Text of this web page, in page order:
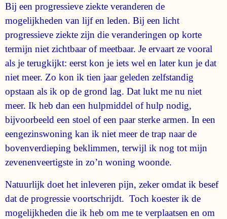
Bij een progressieve ziekte veranderen de
mogelijkheden van lijf en leden. Bij een licht
progressieve ziekte zijn die veranderingen op korte
termijn niet zichtbaar of meetbaar. Je ervaart ze vooral
als je terugkijkt: eerst kon je iets wel en later kun je dat
niet meer. Zo kon ik tien jaar geleden zelfstandig
opstaan als ik op de grond lag. Dat lukt me nu niet
meer. Ik heb dan een hulpmiddel of hulp nodig,
bijvoorbeeld een stoel of een paar sterke armen. In een
eengezinswoning kan ik niet meer de trap naar de
bovenverdieping beklimmen, terwijl ik nog tot mijn
zevenenveertigste in zo’n woning woonde.
Natuurlijk doet het inleveren pijn, zeker omdat ik besef
dat de progressie voortschrijdt. Toch koester ik de
mogelijkheden die ik heb om me te verplaatsen en om